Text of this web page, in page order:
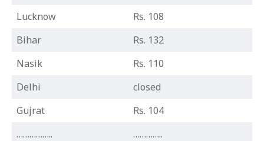
Lucknow
Rs. 108
Bihar
Rs. 132
Nasik
Rs. 110
Delhi
closed
Gujrat
Rs. 104
……………..
…………..